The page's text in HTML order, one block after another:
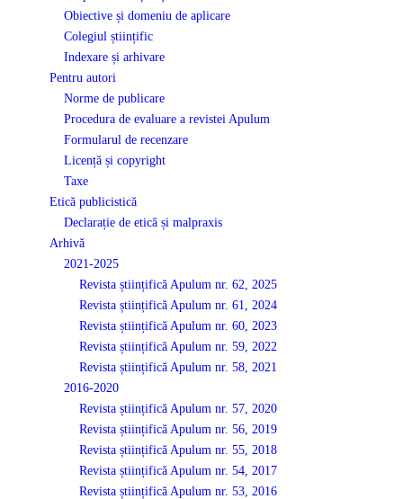
Obiective și domeniu de aplicare
Colegiul științific
Indexare și arhivare
Pentru autori
Norme de publicare
Procedura de evaluare a revistei Apulum
Formularul de recenzare
Licență și copyright
Taxe
Etică publicistică
Declarație de etică și malpraxis
Arhivă
2021-2025
Revista științifică Apulum nr. 62, 2025
Revista științifică Apulum nr. 61, 2024
Revista științifică Apulum nr. 60, 2023
Revista științifică Apulum nr. 59, 2022
Revista științifică Apulum nr. 58, 2021
2016-2020
Revista științifică Apulum nr. 57, 2020
Revista științifică Apulum nr. 56, 2019
Revista științifică Apulum nr. 55, 2018
Revista științifică Apulum nr. 54, 2017
Revista științifică Apulum nr. 53, 2016